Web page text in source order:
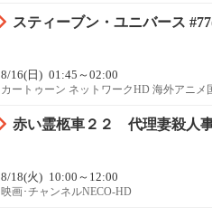
スティーブン・ユニバース
8/16(日) 01:45～02:00
カートゥーン ネットワークHD 海外アニメ
赤い霊柩車２２ 代理妻殺人
8/18(火) 10:00～12:00
映画･チャンネルNECO-HD